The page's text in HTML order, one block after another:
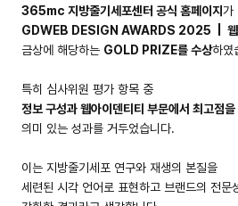
365mc 지방줄기세포센터 공식 홈페이지가
GDWEB DESIGN AWARDS 2025 | 웹
금상에 해당하는 GOLD PRIZE를 수상하였
특히 심사위원 평가 항목 중
정보 구성과 웹아이덴티티 부문에서 최고점
의미 있는 성과를 거두었습니다.
이는 지방줄기세포 연구와 재생의 본질을
세련된 시각 언어로 표현하고 브랜드의 전문
들어갈 메시지